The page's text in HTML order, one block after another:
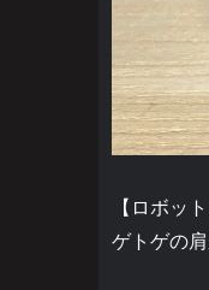
【ロボッ
ゲトゲの